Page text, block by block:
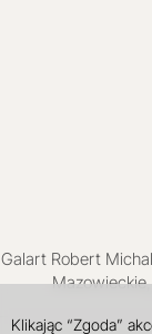
Galart Robert
Mazowieckie,
Klikając “Zgoda”